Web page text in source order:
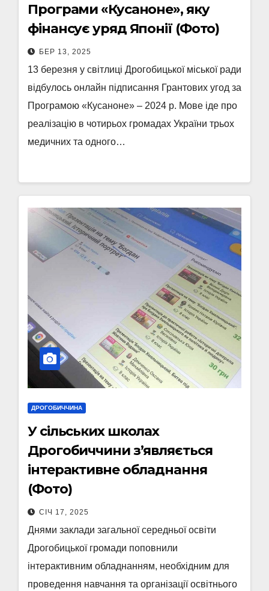
Програми «Кусаноне», яку
фінансує уряд Японії (Фото)
БЕР 13, 2025
13 березня у світлиці Дрогобицької міської ради
відбулось онлайн підписання Грантових угод за
Програмою «Кусаноне» – 2024 р. Мове іде про
реалізацію в чотирьох громадах України трьох
медичних та одного…
ДРОГОБИЧЧИНА
У сільських школах
Дрогобиччини з’являється
інтерактивне обладнання
(Фото)
СІЧ 17, 2025
Днями заклади загальної середньої освіти
Дрогобицької громади поповнили
інтерактивним обладнанням, необхідним для
проведення навчання та організації освітнього